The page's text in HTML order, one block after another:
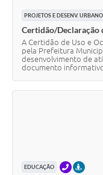
PROJETOS E DESENV. URBANO
Certidão/Declaração
A Certidão de Uso e
pela Prefeitura
desenvolvimento de
documento informativo
EDUCAÇÃO TELEFONE